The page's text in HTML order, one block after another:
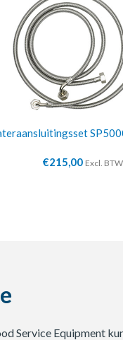
€215,00 Excl. BTW
Service Equipment